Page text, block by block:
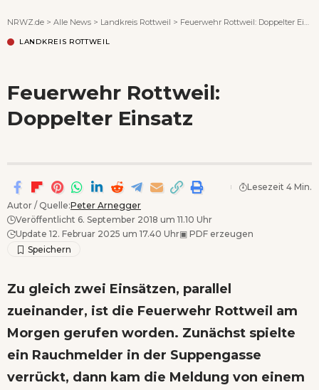
NRWZ.de > Alle News > Landkreis Rottweil > Feuerwehr Rottweil: Doppelter Einsatz
LANDKREIS ROTTWEIL
Feuerwehr Rottweil:
Doppelter Einsatz
Autor / Quelle:Peter Arnegger
Veröffentlicht 6. September 2018 um 11.10 Uhr
Update 12. Februar 2025 um 17.40 Uhr▣ PDF erzeugen
Lesezeit 4 Min.
Zu gleich zwei Einsätzen, parallel
zueinander, ist die Feuerwehr Rottweil am
Morgen gerufen worden. Zunächst spielte
ein Rauchmelder in der Suppengasse
verrückt, dann kam die Meldung von einem